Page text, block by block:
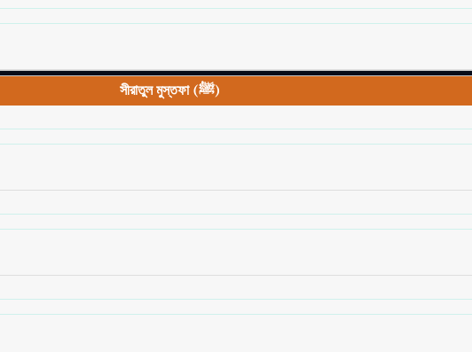
সীরাতুল মুস্তফা (ﷺ)